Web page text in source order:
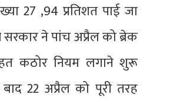
27 ,94 प्रतिशत पाई जा
सरकार ने पांच अप्रैल को ब्रेक
कठोर नियम लगाने शुरू
22 अप्रैल को पूरी तरह